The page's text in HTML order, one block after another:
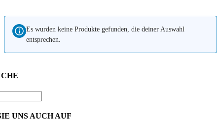
Es wurden keine Produkte gefunden, die deiner Auswahl
entsprechen.
UNS AUCH AUF